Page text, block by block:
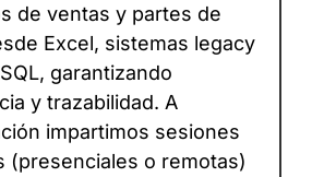
de ventas y partes de
Excel, sistemas legacy
garantizando
y trazabilidad. A
impartimos sesiones
(presenciales o remotas)